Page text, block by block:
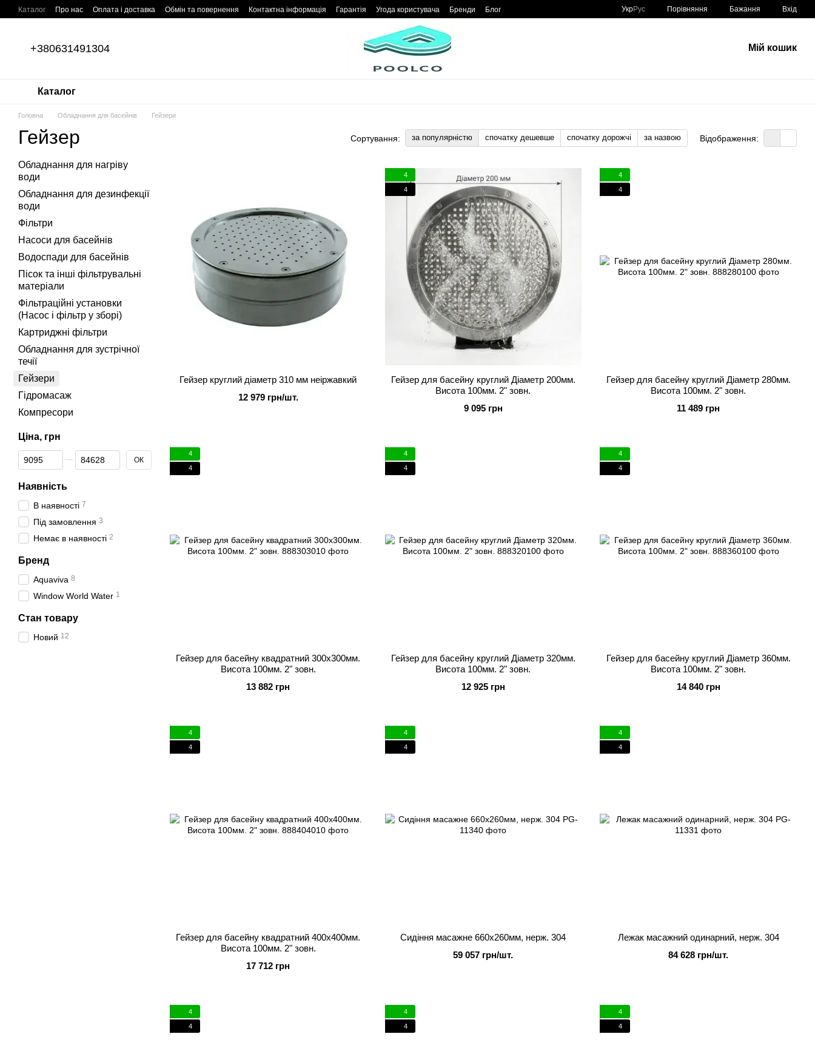
Перейти до основного контенту
Каталог Про нас Оплата і доставка Обмін та повернення Контактна інформація Гарантія Угода користувача Бренди Блог УкрРус Порівняння Бажання Вхід
+380631491304 Мій кошик
Каталог
Головна Обладнання для басейнів Гейзери
Гейзер Сортування: за популярністю спочатку дешевше спочатку дорожчі за назвою Відображення:
Гейзер круглий діаметр 310 мм неіржавкий
12 979 грн/шт.
4
4
Гейзер для басейну круглий Діаметр 200мм.
Висота 100мм. 2" зовн.
9 095 грн
4
4
Гейзер для басейну круглий Діаметр 280мм.
Висота 100мм. 2" зовн.
11 489 грн
4
4
Гейзер для басейну квадратний 300х300мм.
Висота 100мм. 2" зовн.
13 882 грн
4
4
Гейзер для басейну круглий Діаметр 320мм.
Висота 100мм. 2" зовн.
12 925 грн
4
4
Гейзер для басейну круглий Діаметр 360мм.
Висота 100мм. 2" зовн.
14 840 грн
4
4
Гейзер для басейну квадратний 400х400мм.
Висота 100мм. 2" зовн.
17 712 грн
4
4
Cидіння масажне 660х260мм, нерж. 304
59 057 грн/шт.
4
4
Лежак масажний одинарний, нерж. 304
84 628 грн/шт.
4
4
4
4
4
4
Обладнання для нагріву
води
Обладнання для дезинфекції
води
Фільтри
Насоси для басейнів
Водоспади для басейнів
Пісок та інші фільтрувальні
матеріали
Фільтраційні установки
(Насос і фільтр у зборі)
Картриджні фільтри
Обладнання для зустрічної
течії
Гейзери
Гідромасаж
Компресори
Ціна, грн
Від Ціна, грн
До Ціна, грн ОК
Наявність
В наявності 7
Під замовлення 3
Немає в наявності 2
Бренд
Aquaviva 8
Window World Water 1
Стан товару
Новий 12